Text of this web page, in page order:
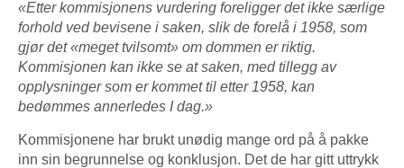
«Etter kommisjonens vurdering foreligger det ikke særlige
forhold ved bevisene i saken, slik de forelå i 1958, som
gjør det «meget tvilsomt» om dommen er riktig.
Kommisjonen kan ikke se at saken, med tillegg av
opplysninger som er kommet til etter 1958, kan
bedømmes annerledes I dag.»
Kommisjonene har brukt unødig mange ord på å pakke
inn sin begrunnelse og konklusjon. Det de har gitt uttrykk